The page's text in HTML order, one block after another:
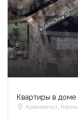
-
Квартиры в доме
Кременчуг,